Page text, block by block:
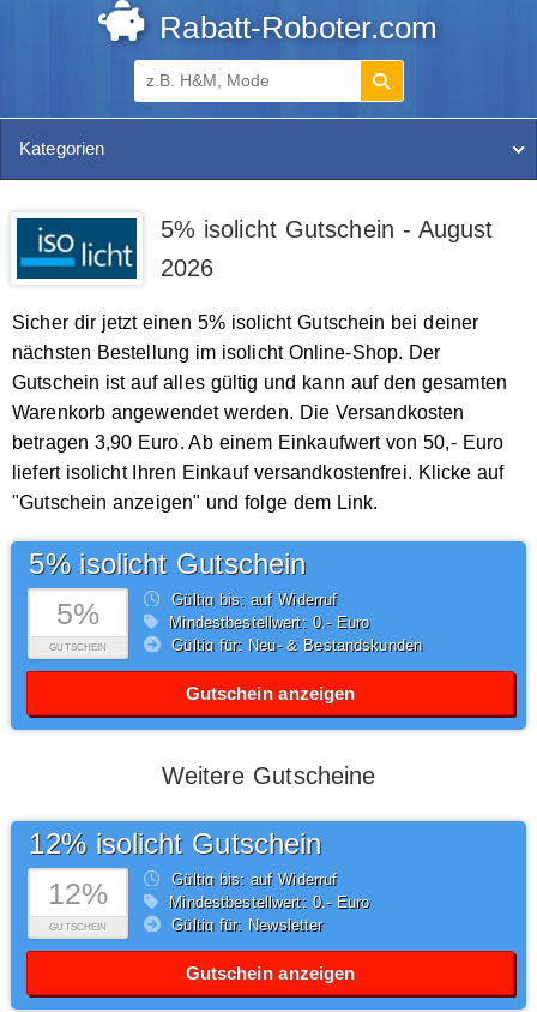
Rabatt-Roboter.com
Kategorien
5% isolicht Gutschein - August
2026
Sicher dir jetzt einen 5% isolicht Gutschein bei deiner
nächsten Bestellung im isolicht Online-Shop. Der
Gutschein ist auf alles gültig und kann auf den gesamten
Warenkorb angewendet werden. Die Versandkosten
betragen 3,90 Euro. Ab einem Einkaufwert von 50,- Euro
liefert isolicht Ihren Einkauf versandkostenfrei. Klicke auf
"Gutschein anzeigen" und folge dem Link.
5%
GUTSCHEIN
5% isolicht Gutschein
Gültig bis: auf Widerruf
Mindestbestellwert: 0,- Euro
Gültig für: Neu- & Bestandskunden
Gutschein anzeigen
Weitere Gutscheine
12%
GUTSCHEIN
12% isolicht Gutschein
Gültig bis: auf Widerruf
Mindestbestellwert: 0,- Euro
Gültig für: Newsletter
Gutschein anzeigen